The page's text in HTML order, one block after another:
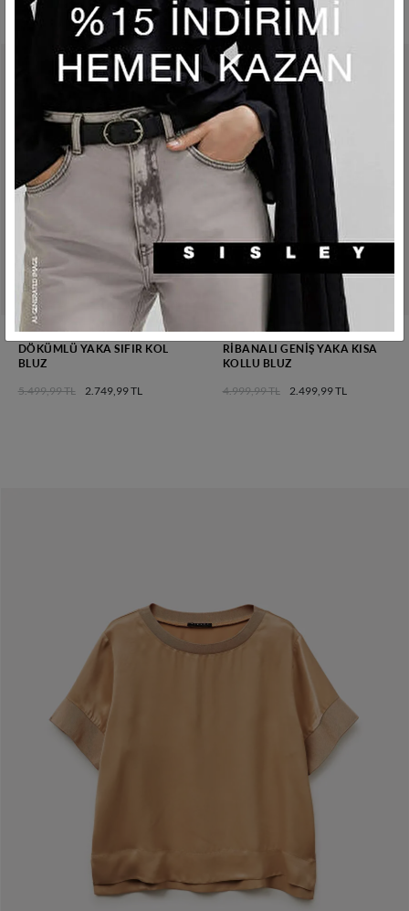
KADIN AÇIK LILA KUŞAKLI
DÖKÜMLÜ YAKA SIFIR KOL
BLUZ
5.499,99 TL 2.749,99 TL
KADIN AÇIK GRI %100 VISKOZ
RIBANALI GENIŞ YAKA KISA
KOLLU BLUZ
4.999,99 TL 2.499,99 TL